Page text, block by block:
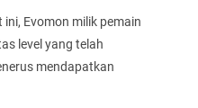
Evomon milik pemain
level yang telah
mendapatkan